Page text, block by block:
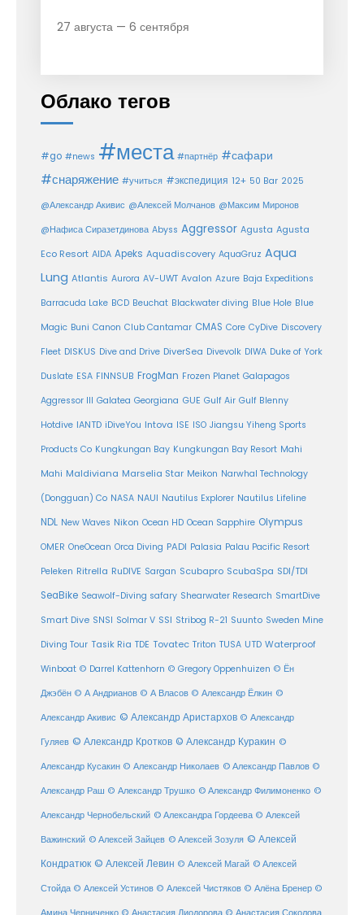
27 августа — 6 сентября
Облако тегов
#go #news #места #партнёр #сафари
#снаряжение #учиться #экспедиция 12+ 50 Bar 2025
@Александр Акивис @Алексей Молчанов @Максим Миронов
@Нафиса Сиразетдинова Abyss Aggressor Agusta Agusta
Eco Resort AIDA Apeks Aquadiscovery AquaGruz Aqua
Lung Atlantis Aurora AV-UWT Avalon Azure Baja Expeditions
Barracuda Lake BCD Beuchat Blackwater diving Blue Hole Blue
Magic Buni Canon Club Cantamar CMAS Core CyDive Discovery
Fleet DISKUS Dive and Drive DiverSea Divevolk DIWA Duke of York
Duslate ESA FINNSUB FrogMan Frozen Planet Galapagos
Aggressor III Galatea Georgiana GUE Gulf Air Gulf Blenny
Hotdive IANTD iDiveYou Intova ISE ISO Jiangsu Yiheng Sports
Products Co Kungkungan Bay Kungkungan Bay Resort Mahi
Mahi Maldiviana Marselia Star Meikon Narwhal Technology
(Dongguan) Co NASA NAUI Nautilus Explorer Nautilus Lifeline
NDL New Waves Nikon Ocean HD Ocean Sapphire Olympus
OMER OneOcean Orca Diving PADI Palasia Palau Pacific Resort
Peleken Ritrella RuDIVE Sargan Scubapro ScubaSpa SDI/TDI
SeaBike Seawolf-Diving safary Shearwater Research SmartDive
Smart Dive SNSI Solmar V SSI Stribog R-21 Suunto Sweden Mine
Diving Tour Tasik Ria TDE Tovatec Triton TUSA UTD Waterproof
Winboat © Darrel Kattenhorn © Gregory Oppenhuizen © Ён
Джэбён © А Андрианов © А Власов © Александр Ёлкин ©
Александр Акивис © Александр Аристархов © Александр
Гуляев © Александр Кротков © Александр Куракин ©
Александр Кусакин © Александр Николаев © Александр Павлов ©
Александр Раш © Александр Трушко © Александр Филимоненко ©
Александр Чернобельский © Александра Гордеева © Алексей
Важинский © Алексей Зайцев © Алексей Зозуля © Алексей
Кондратюк © Алексей Левин © Алексей Магай © Алексей
Стойда © Алексей Устинов © Алексей Чистяков © Алёна Бренер ©